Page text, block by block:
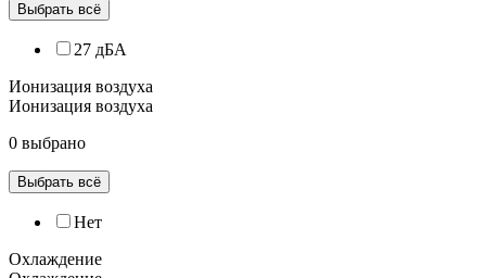
Выбрать всё
27 дБА
Ионизация воздуха
Ионизация воздуха
0 выбрано
Выбрать всё
Нет
Охлаждение